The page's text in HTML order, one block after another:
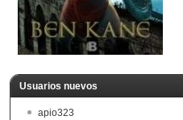
Usuarios nuevos
apio323